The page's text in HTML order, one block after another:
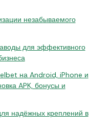
незабываемого
для эффективного
на Android, iPhone и
APK, бонусы и
надёжных креплений в